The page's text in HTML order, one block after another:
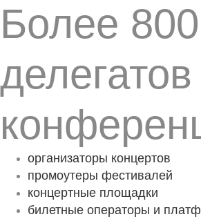
Более 800
делегатов
организаторы концертов
промоутеры фестивалей
концертные площадки
билетные операторы и